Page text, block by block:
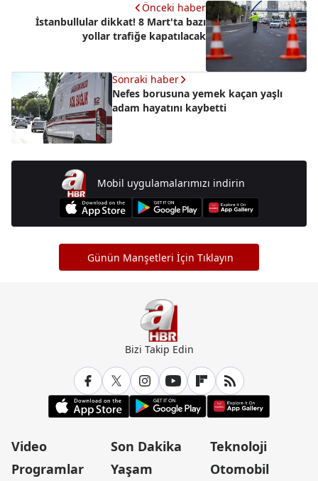
Önceki haber
İstanbullular dikkat! 8 Mart'ta bazı
yollar trafiğe kapatılacak
Sonraki haber
Nefes borusuna yemek kaçan yaşlı
adam hayatını kaybetti
Mobil uygulamalarımızı indirin
Günün Manşetleri İçin Tıklayın
Bizi Takip Edin
Video
Programlar
Son Dakika
Yaşam
Teknoloji
Otomobil